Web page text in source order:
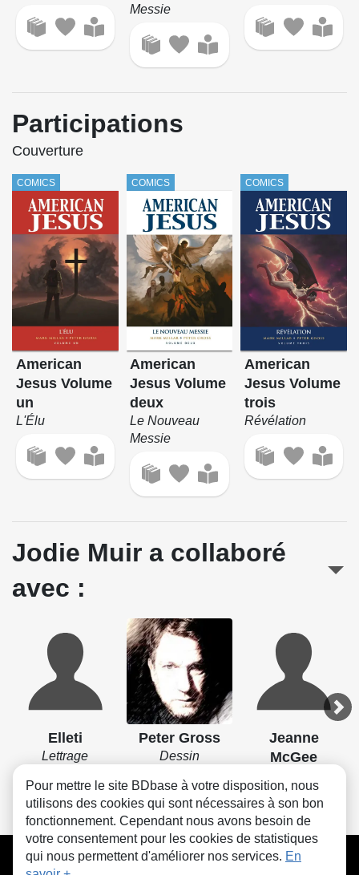
Messie
Participations
Couverture
COMICS
American
Jesus Volume
un
L'Élu
COMICS
American
Jesus Volume
deux
Le Nouveau
Messie
COMICS
American
Jesus Volume
trois
Révélation
Jodie Muir a collaboré
avec :
Elleti
Lettrage
Peter Gross
Dessin
Jeanne
McGee
CGU FAQ Contact Cookies
Pour mettre le site BDbase à votre disposition, nous
utilisons des cookies qui sont nécessaires à son bon
fonctionnement. Cependant nous avons besoin de
votre consentement pour les cookies de statistiques
qui nous permettent d'améliorer nos services. En